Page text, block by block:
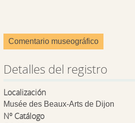
Comentario museográfico
Detalles del registro
Localización
Musée des Beaux-Arts de Dijon
Nº Catálogo